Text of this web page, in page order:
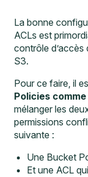
La bonne
ACLs est
contrôle
S3.
Pour ce faire, il
Policies
mélanger les
permissions
suivante :
Une Bucket
Et une ACL